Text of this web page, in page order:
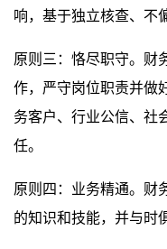
响，基于独立核查、不
原则三：恪尽职守。财
作，严守岗位职责并做
务客户、行业公信、社
任。
原则四：业务精通。财
的知识和技能，并与时